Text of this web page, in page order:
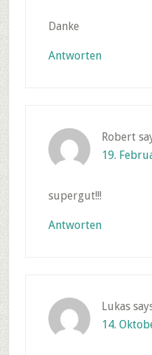
Danke
Antworten
Robert
19.
supergut!!!
Antworten
Lukas
14.